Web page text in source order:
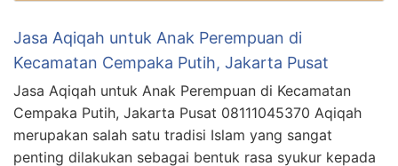
Jasa Aqiqah untuk Anak Perempuan di
Kecamatan Cempaka Putih, Jakarta Pusat
Jasa Aqiqah untuk Anak Perempuan di Kecamatan
Cempaka Putih, Jakarta Pusat 08111045370 Aqiqah
merupakan salah satu tradisi Islam yang sangat
penting dilakukan sebagai bentuk rasa syukur kepada